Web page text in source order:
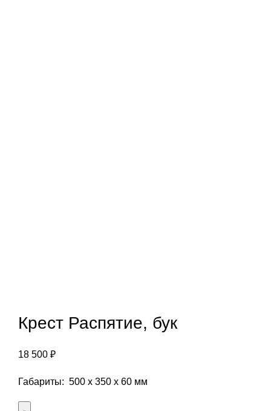
Крест Распятие, бук
18 500 ₽
Габариты: 500 х 350 х 60 мм